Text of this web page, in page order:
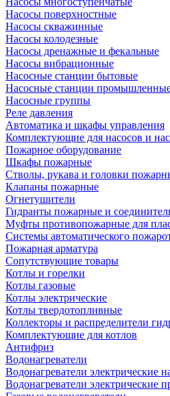
Насосы поверхностные
Насосы скважинные
Насосы колодезные
Насосы дренажные и фекальные
Насосы вибрационные
Насосные станции бытовые
Насосные станции
Насосные группы
Реле давления
Автоматика и шкафы управления
Комплектующие для насосов и
Пожарное оборудование
Шкафы пожарные
Стволы, рукава и головки
Клапаны пожарные
Огнетушители
Гидранты пожарные и
Муфты противопожарные для
Системы автоматического
Пожарная арматура
Сопутствующие товары
Котлы и горелки
Котлы газовые
Котлы электрические
Котлы твердотопливные
Коллекторы и распределители
Комплектующие для котлов
Антифриз
Водонагреватели
Водонагреватели электрические
Водонагреватели электрические